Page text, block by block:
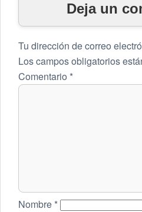
Deja un
Tu dirección de correo
Los campos obligatorios
Comentario *
Nombre *